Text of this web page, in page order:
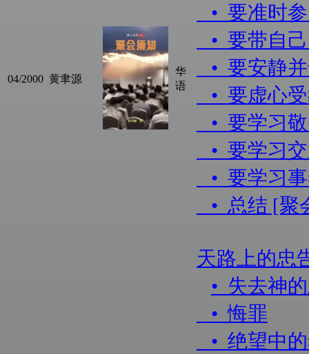
04/2000 黄聿源
华
语
• 要准时
• 要带自
• 要安静
• 要虚心
• 要学习
• 要学习
• 要学习
• 总结 [聚
天路上的忠
• 失去神
• 悔罪
• 绝望中